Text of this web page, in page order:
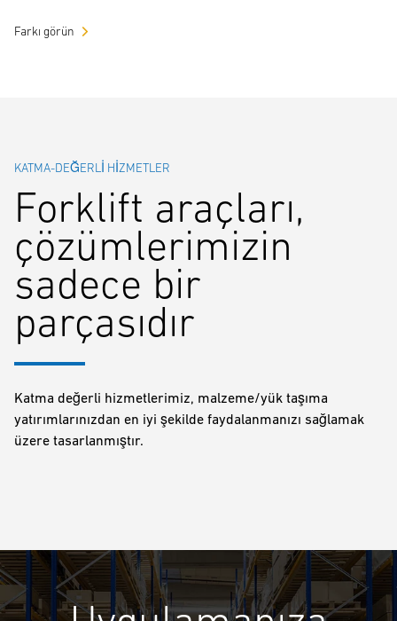
Farkı görün
KATMA-DEĞERLI HIZMETLER
Forklift araçları,
çözümlerimizin
sadece bir
parçasıdır
Katma değerli hizmetlerimiz, malzeme/yük taşıma
yatırımlarınızdan en iyi şekilde faydalanmanızı sağlamak
üzere tasarlanmıştır.